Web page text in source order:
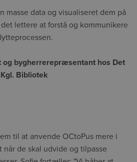
masse data og visualiseret dem på
lettere at forstå og kommunikere
og bygherrerepræsentant hos Det
Kgl. Bibliotek
til at anvende OCtoPus mere i
de skal udvide og tilpasse